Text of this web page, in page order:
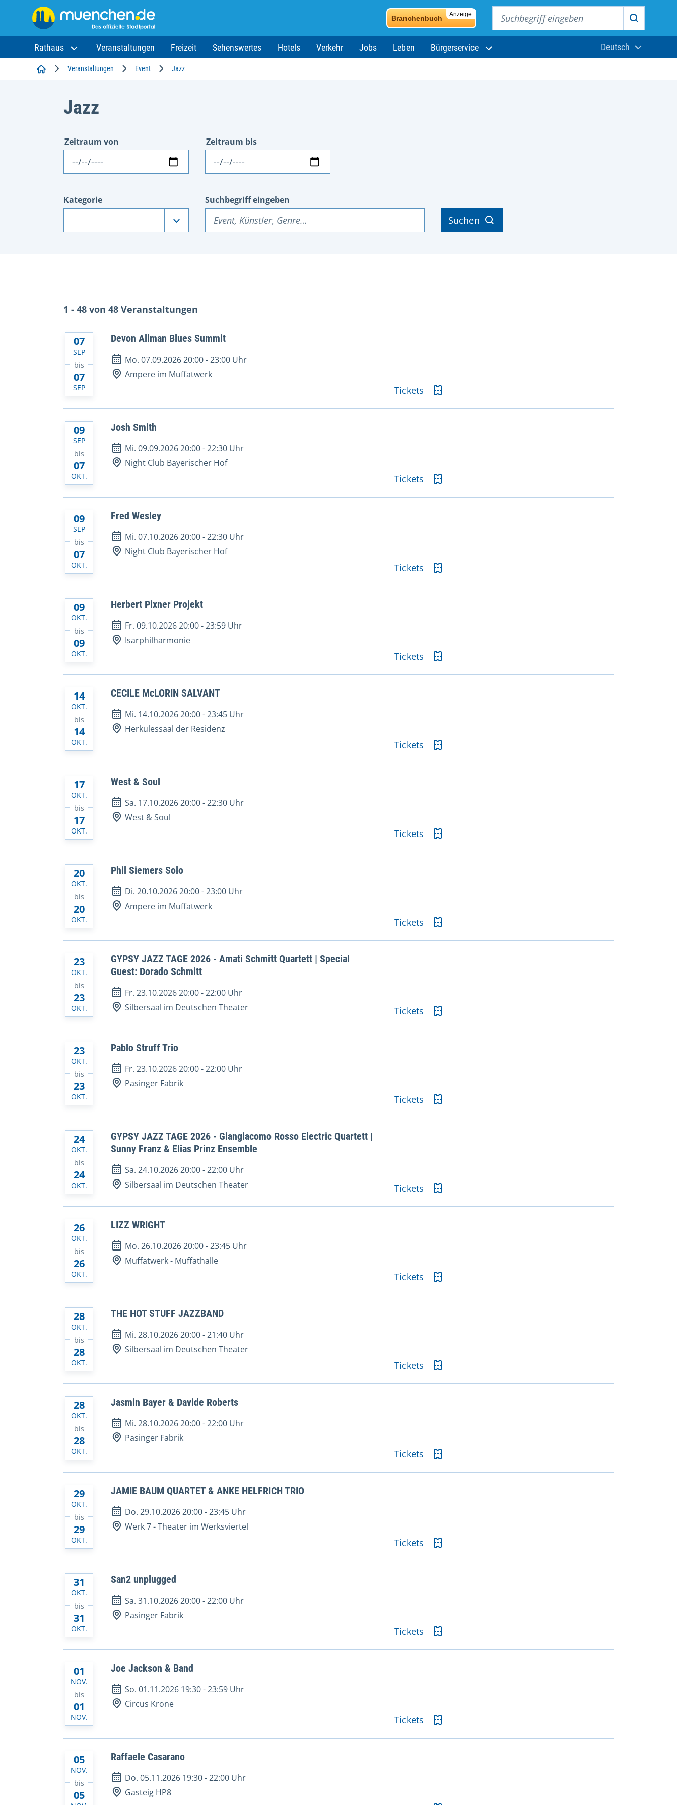
Anzeige
Branchenbuch
Suchen
Rathaus Veranstaltungen Freizeit Sehenswertes Hotels Verkehr Jobs Leben Bürgerservice
Aktuelle
Deutsch
StartseiteVeranstaltungen Event Jazz
Jazz
Zeitraum von
Zeitraum bis
Kategorie Suchbegriff eingeben
Suchen
1 - 48 von 48 Veranstaltungen
07
SEP
bis
07
SEP
Devon Allman Blues Summit
Mo. 07.09.2026 20:00-23:00 Uhr
Ampere im Muffatwerk
Tickets
09
SEP
bis
07
OKT.
Josh Smith
Mi. 09.09.2026 20:00-22:30 Uhr
Night Club Bayerischer Hof
Tickets
09
SEP
bis
07
OKT.
Fred Wesley
Mi. 07.10.2026 20:00-22:30 Uhr
Night Club Bayerischer Hof
Tickets
09
OKT.
bis
09
OKT.
Herbert Pixner Projekt
Fr. 09.10.2026 20:00-23:59 Uhr
Isarphilharmonie
Tickets
14
OKT.
bis
14
OKT.
CECILE McLORIN SALVANT
Mi. 14.10.2026 20:00-23:45 Uhr
Herkulessaal der Residenz
Tickets
17
OKT.
bis
17
OKT.
West & Soul
Sa. 17.10.2026 20:00-22:30 Uhr
West & Soul
Tickets
20
OKT.
bis
20
OKT.
Phil Siemers Solo
Di. 20.10.2026 20:00-23:00 Uhr
Ampere im Muffatwerk
Tickets
23
OKT.
bis
23
OKT.
GYPSY JAZZ TAGE 2026 - Amati Schmitt Quartett | Special
Guest: Dorado Schmitt
Fr. 23.10.2026 20:00-22:00 Uhr
Silbersaal im Deutschen Theater
Tickets
23
OKT.
bis
23
OKT.
Pablo Struff Trio
Fr. 23.10.2026 20:00-22:00 Uhr
Pasinger Fabrik
Tickets
24
OKT.
bis
24
OKT.
GYPSY JAZZ TAGE 2026 - Giangiacomo Rosso Electric Quartett |
Sunny Franz & Elias Prinz Ensemble
Sa. 24.10.2026 20:00-22:00 Uhr
Silbersaal im Deutschen Theater
Tickets
26
OKT.
bis
26
OKT.
LIZZ WRIGHT
Mo. 26.10.2026 20:00-23:45 Uhr
Muffatwerk - Muffathalle
Tickets
28
OKT.
bis
28
OKT.
THE HOT STUFF JAZZBAND
Mi. 28.10.2026 20:00-21:40 Uhr
Silbersaal im Deutschen Theater
Tickets
28
OKT.
bis
28
OKT.
Jasmin Bayer & Davide Roberts
Mi. 28.10.2026 20:00-22:00 Uhr
Pasinger Fabrik
Tickets
29
OKT.
bis
29
OKT.
JAMIE BAUM QUARTET & ANKE HELFRICH TRIO
Do. 29.10.2026 20:00-23:45 Uhr
Werk 7 - Theater im Werksviertel
Tickets
31
OKT.
bis
31
OKT.
San2 unplugged
Sa. 31.10.2026 20:00-22:00 Uhr
Pasinger Fabrik
Tickets
01
NOV.
bis
01
NOV.
Joe Jackson & Band
So. 01.11.2026 19:30-23:59 Uhr
Circus Krone
Tickets
05
NOV.
bis
05
Raffaele Casarano
Do. 05.11.2026 19:30-22:00 Uhr
Gasteig HP8